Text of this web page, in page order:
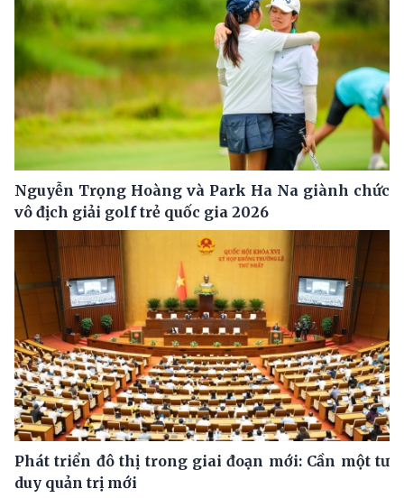
Nguyễn Trọng Hoàng và Park Ha Na giành chức
vô địch giải golf trẻ quốc gia 2026
Phát triển đô thị trong giai đoạn mới: Cần một tư
duy quản trị mới